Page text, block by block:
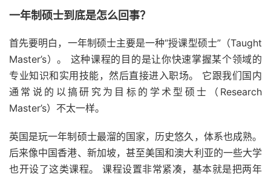
一年制硕士到底是怎么回事？
首先要明白，一年制硕士主要是一种“授课型硕士”（Taught
Master’s）。 这种课程的目的是让你快速掌握某个领域的
专业知识和实用技能，然后直接进入职场。 它跟我们国内
通常说的以搞研究为目标的学术型硕士（Research
Master’s）不太一样。
英国是玩一年制硕士最溜的国家，历史悠久，体系也成熟。
后来像中国香港、新加坡，甚至美国和澳大利亚的一些大学
也开设了这类课程。 课程设置非常紧凑，基本就是把两年